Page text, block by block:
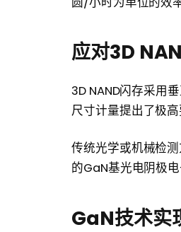
应对3D
3D NAND闪存采用
尺寸计量提出了极高
传统光学或机械检
的GaN基光电阴极
GaN技术实